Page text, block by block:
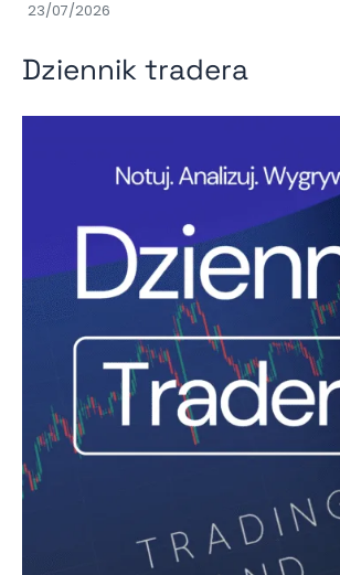
23/07/2026
Dziennik tradera